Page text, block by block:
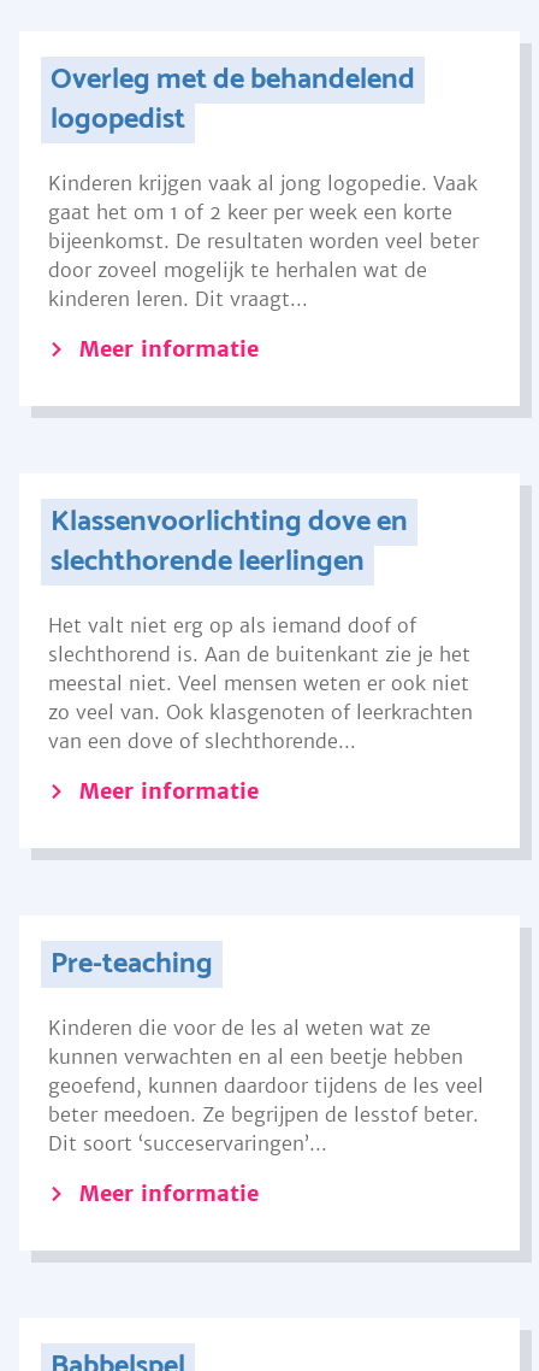
Overleg met de behandelend
logopedist
Kinderen krijgen vaak al jong logopedie. Vaak
gaat het om 1 of 2 keer per week een korte
bijeenkomst. De resultaten worden veel beter
door zoveel mogelijk te herhalen wat de
kinderen leren. Dit vraagt...
Meer informatie
Klassenvoorlichting dove en
slechthorende leerlingen
Het valt niet erg op als iemand doof of
slechthorend is. Aan de buitenkant zie je het
meestal niet. Veel mensen weten er ook niet
zo veel van. Ook klasgenoten of leerkrachten
van een dove of slechthorende...
Meer informatie
Pre-teaching
Kinderen die voor de les al weten wat ze
kunnen verwachten en al een beetje hebben
geoefend, kunnen daardoor tijdens de les veel
beter meedoen. Ze begrijpen de lesstof beter.
Dit soort ‘succeservaringen’...
Meer informatie